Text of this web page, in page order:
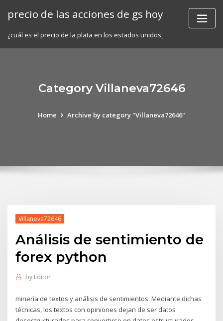
precio de las acciones de gs hoy
¿cuál es el precio de la plata en los estados unidos_
Category Villaneva72646
Home Archive by category "Villaneva72646"
Villaneva72646
Análisis de sentimiento de
forex python
by Editor
minería de textos y análisis de sentimientos. Mediante dichas
técnicas, los textos con opiniones dejan de ser datos